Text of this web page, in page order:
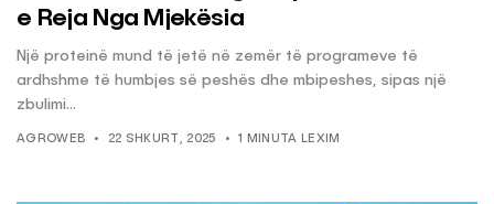
e Reja Nga Mjekësia
Një proteinë mund të jetë në zemër të programeve të
ardhshme të humbjes së peshës dhe mbipeshes, sipas një
zbulimi...
AGROWEB 22 SHKURT, 2025 1 MINUTA LEXIM